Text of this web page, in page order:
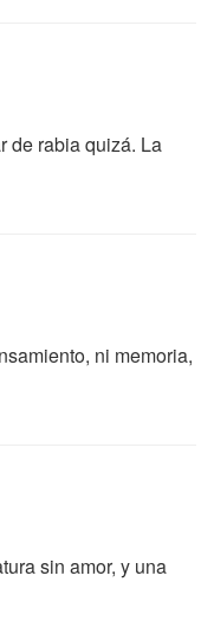
de rabia quizá. La
ni memoria,
sin amor, y una